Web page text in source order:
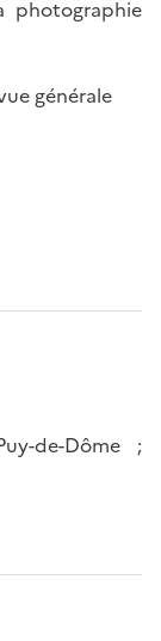
photographie
générale
de-Dôme ;